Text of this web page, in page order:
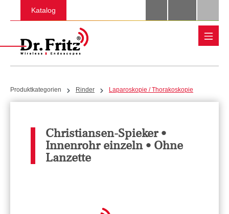
Zum Hauptinhalt springen
Katalog
Produktkategorien Rinder Laparoskopie / Thorakoskopie
Christiansen-Spieker •
Innenrohr einzeln • Ohne
Lanzette